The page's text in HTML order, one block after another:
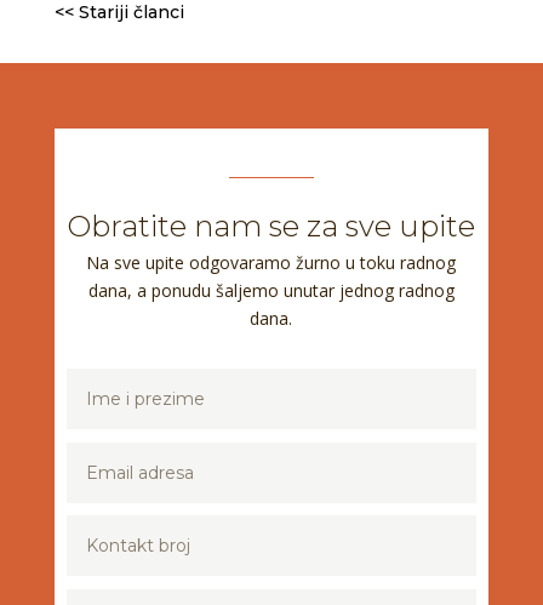
<< Stariji članci
Obratite nam se za sve upite
Na sve upite odgovaramo žurno u toku radnog
dana, a ponudu šaljemo unutar jednog radnog
dana.